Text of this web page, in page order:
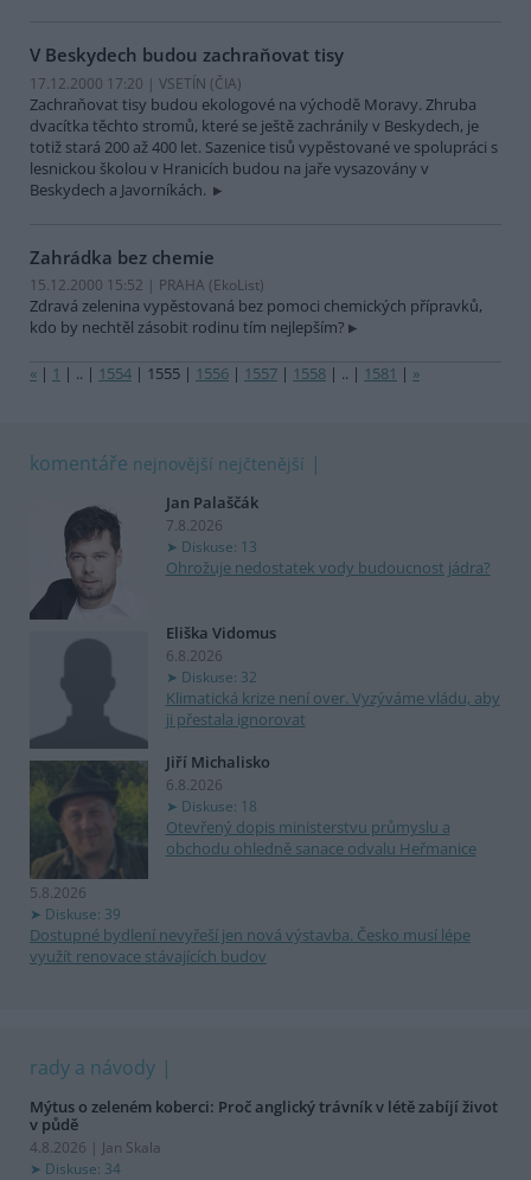
V Beskydech budou zachraňovat tisy
17.12.2000 17:20 | VSETÍN (ČIA)
Zachraňovat tisy budou ekologové na východě Moravy. Zhruba
dvacítka těchto stromů, které se ještě zachránily v Beskydech, je
totiž stará 200 až 400 let. Sazenice tisů vypěstované ve spolupráci s
lesnickou školou v Hranicích budou na jaře vysazovány v
Beskydech a Javorníkách.
Zahrádka bez chemie
15.12.2000 15:52 | PRAHA (EkoList)
Zdravá zelenina vypěstovaná bez pomoci chemických přípravků,
kdo by nechtěl zásobit rodinu tím nejlepším?
« | 1 | .. | 1554 | 1555 | 1556 | 1557 | 1558 | .. | 1581 | »
komentáře nejnovější nejčtenější
Jan Palaščák
7.8.2026
Diskuse: 13
Ohrožuje nedostatek vody budoucnost jádra?
Eliška Vidomus
6.8.2026
Diskuse: 32
Klimatická krize není over. Vyzýváme vládu, aby
ji přestala ignorovat
Jiří Michalisko
6.8.2026
Diskuse: 18
Otevřený dopis ministerstvu průmyslu a
obchodu ohledně sanace odvalu Heřmanice
5.8.2026
Diskuse: 39
Dostupné bydlení nevyřeší jen nová výstavba. Česko musí lépe
využít renovace stávajících budov
rady a návody
Mýtus o zeleném koberci: Proč anglický trávník v létě zabíjí život
v půdě
4.8.2026 | Jan Skala
Diskuse: 34